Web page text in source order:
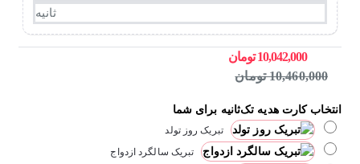
ثانیه
10,042,000 تومان
10,460,000 تومان
انتخاب کارت هدیه تک‌ثانیه برای شما
تبریک روز تولد
تبریک سالگرد ازدواج